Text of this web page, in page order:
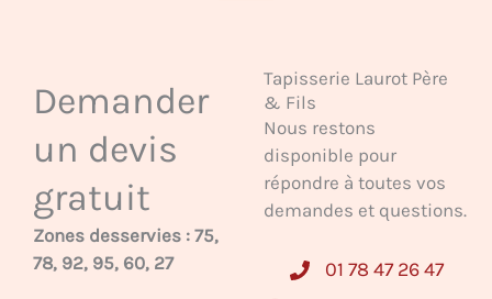
Demander
un devis
gratuit
Zones desservies : 75,
78, 92, 95, 60, 27
Tapisserie Laurot Père
& Fils
Nous restons
disponible pour
répondre à toutes vos
demandes et questions.
01 78 47 26 47